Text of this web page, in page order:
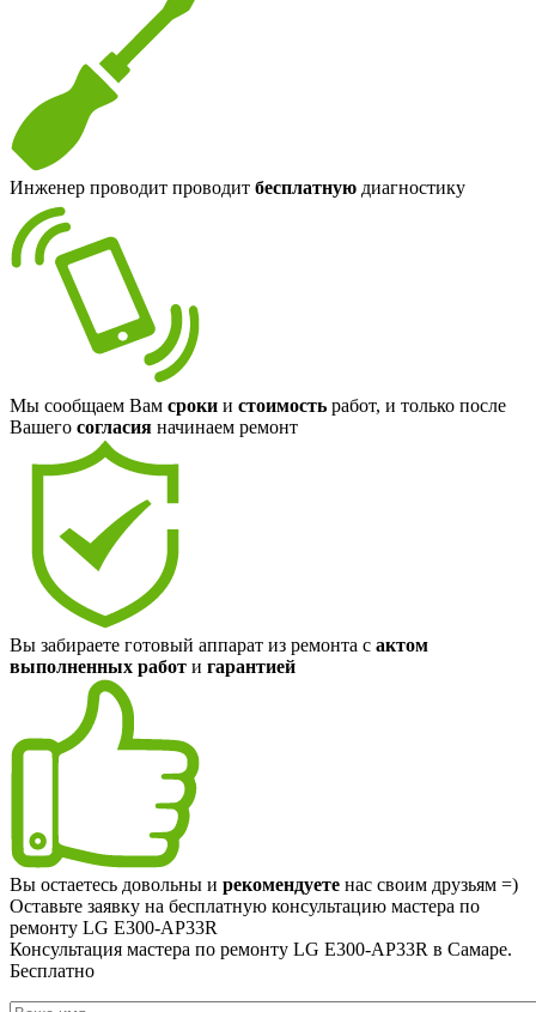
Инженер проводит проводит бесплатную диагностику
Мы сообщаем Вам сроки и стоимость работ, и только после
Вашего согласия начинаем ремонт
Вы забираете готовый аппарат из ремонта с актом
выполненных работ и гарантией
Вы остаетесь довольны и рекомендуете нас своим друзьям =)
Оставьте заявку на бесплатную консультацию мастера по
ремонту LG E300-AP33R
Консультация мастера по ремонту LG E300-AP33R в Самаре.
Бесплатно